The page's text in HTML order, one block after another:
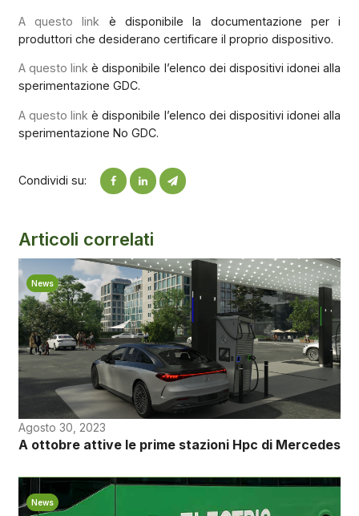
A questo link è disponibile la documentazione per i
produttori che desiderano certificare il proprio dispositivo.
A questo link è disponibile l’elenco dei dispositivi idonei alla
sperimentazione GDC.
A questo link è disponibile l’elenco dei dispositivi idonei alla
sperimentazione No GDC.
Condividi su:
Articoli correlati
News
Agosto 30, 2023
A ottobre attive le prime stazioni Hpc di Mercedes
News